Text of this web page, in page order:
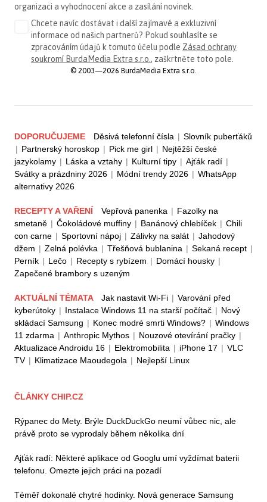
organizaci a vyhodnocení akce a zasílání novinek.
Chcete navíc dostávat i další zajímavé a exkluzivní
informace od našich partnerů? Pokud souhlasíte se
zpracováním údajů k tomuto účelu podle Zásad ochrany
soukromí BurdaMedia Extra s.r.o., zaškrtněte toto pole.
© 2003—2026 BurdaMedia Extra s.r.o.
DOPORUČUJEME Děsivá telefonní čísla | Slovník puberťáků
| Partnerský horoskop | Pick me girl | Nejtěžší české
jazykolamy | Láska a vztahy | Kulturní tipy | Ajťák radí |
Svátky a prázdniny 2026 | Módní trendy 2026 | WhatsApp
alternativy 2026
RECEPTY A VAŘENÍ Vepřová panenka | Fazolky na
smetaně | Čokoládové muffiny | Banánový chlebíček | Chili
con carne | Sportovní nápoj | Zálivky na salát | Jahodový
džem | Zelná polévka | Třešňová bublanina | Sekaná recept |
Perník | Lečo | Recepty s rybízem | Domácí housky |
Zapečené brambory s uzeným
AKTUÁLNÍ TÉMATA Jak nastavit Wi-Fi | Varování před
kyberútoky | Instalace Windows 11 na starší počítač | Nový
skládací Samsung | Konec modré smrti Windows? | Windows
11 zdarma | Anthropic Mythos | Nouzové otevírání pračky |
Aktualizace Androidu 16 | Elektromobilita | iPhone 17 | VLC
TV | Klimatizace Maoudegola | Nejlepší Linux
ČLÁNKY CHIP.CZ
Rýpanec do Mety. Brýle DuckDuckGo neumí vůbec nic, ale
právě proto se vyprodaly během několika dní
Ajťák radí: Některé aplikace od Googlu umí vyždímat baterii
telefonu. Omezte jejich práci na pozadí
Téměř dokonalé chytré hodinky. Nová generace Samsung